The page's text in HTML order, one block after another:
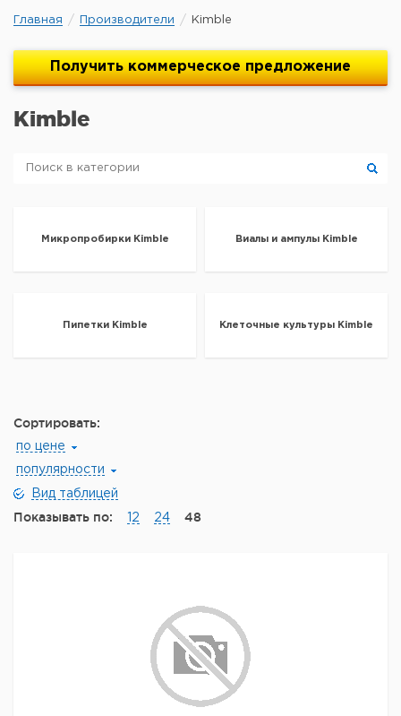
Главная Производители Kimble
Получить коммерческое предложение
Kimble
Микропробирки Kimble Виалы и ампулы Kimble
Пипетки Kimble Клеточные культуры Kimble
Сортировать:
по цене
популярности
Вид таблицей
Показывать по: 12 24 48